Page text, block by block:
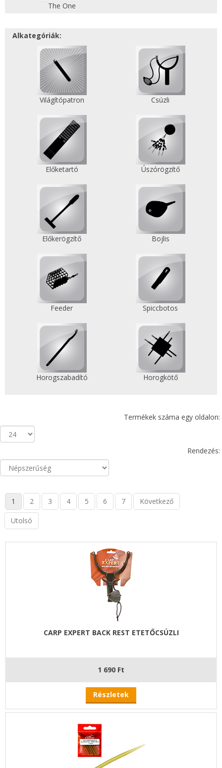
The One
Alkategóriák:
Világítópatron Csúzli
Előketartó Úszórögzítő
Előkerögzítő Bojlis
Feeder Spiccbotos
Horogszabadító Horogkötő
Termékek száma egy oldalon:
Rendezés:
1 2 3 4 5 6 7 Következő
Utolsó
CARP EXPERT BACK REST ETETŐCSÚZLI
1 690 Ft
Részletek